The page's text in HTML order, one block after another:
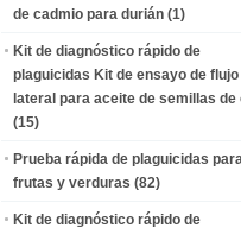
de cadmio para durián (1)
Kit de diagnóstico rápido de
plaguicidas Kit de ensayo de flujo
lateral para aceite de semillas de
(15)
Prueba rápida de plaguicidas
frutas y verduras (82)
Kit de diagnóstico rápido de